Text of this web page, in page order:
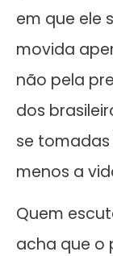
em que ele
movida
não pela
dos
se
menos a
Quem
acha que o